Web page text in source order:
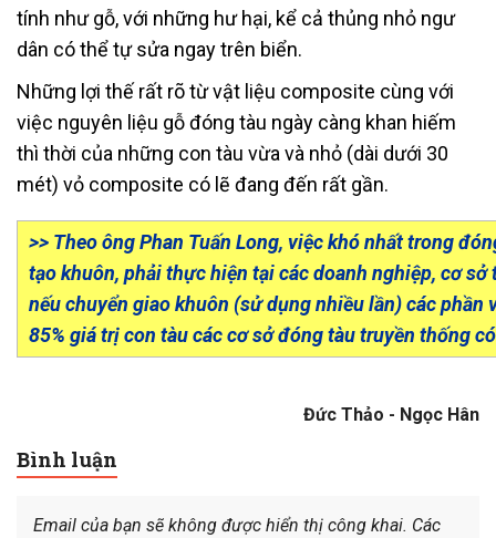
tính như gỗ, với những hư hại, kể cả thủng nhỏ ngư
dân có thể tự sửa ngay trên biển.
Những lợi thế rất rõ từ vật liệu composite cùng với
việc nguyên liệu gỗ đóng tàu ngày càng khan hiếm
thì thời của những con tàu vừa và nhỏ (dài dưới 30
mét) vỏ composite có lẽ đang đến rất gần.
>> Theo ông Phan Tuấn Long, việc khó nhất trong
tạo khuôn, phải thực hiện tại các doanh nghiệp, cơ
nếu chuyển giao khuôn (sử dụng nhiều lần) các phần
85% giá trị con tàu các cơ sở đóng tàu truyền thống
Đức Thảo - Ngọc Hân
Bình luận
Email của bạn sẽ không được hiển thị công khai. Các